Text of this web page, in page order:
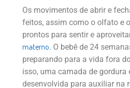
Os movimentos de abrir e
feitos, assim como o olfato e
prontos para sentir e
materno. O bebê de 24
preparando para a vida fora
isso, uma camada de gordura
desenvolvida para auxiliar na